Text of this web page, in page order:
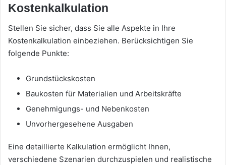
Kostenkalkulation
Stellen Sie sicher, dass Sie alle Aspekte in Ihre
Kostenkalkulation einbeziehen. Berücksichtigen Sie
folgende Punkte:
Grundstückskosten
Baukosten für Materialien und Arbeitskräfte
Genehmigungs- und Nebenkosten
Unvorhergesehene Ausgaben
Eine detaillierte Kalkulation ermöglicht Ihnen,
verschiedene Szenarien durchzuspielen und realistische